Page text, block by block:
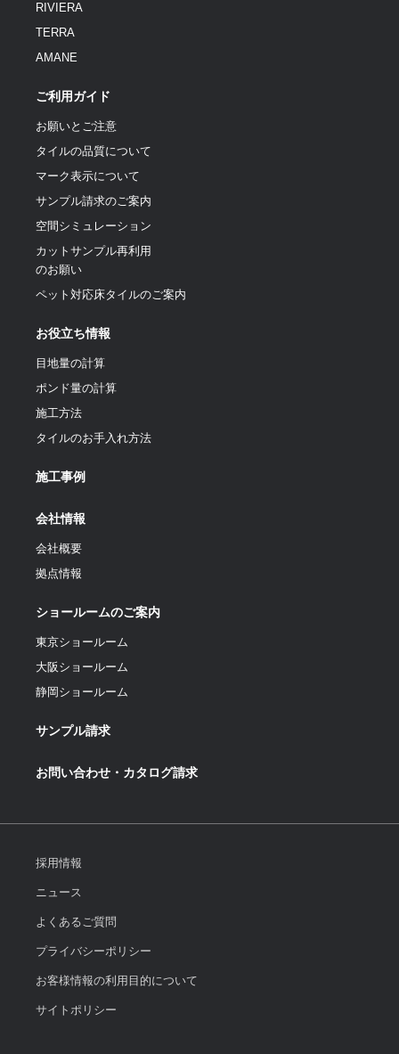
RIVIERA
TERRA
AMANE
ご利用ガイド
お願いとご注意
タイルの品質について
マーク表示について
サンプル請求のご案内
空間シミュレーション
カットサンプル再利用
のお願い
ペット対応床タイルのご案内
お役立ち情報
目地量の計算
ポンド量の計算
施工方法
タイルのお手入れ方法
施工事例
会社情報
会社概要
拠点情報
ショールームのご案内
東京ショールーム
大阪ショールーム
静岡ショールーム
サンプル請求
お問い合わせ・カタログ請求
採用情報
ニュース
よくあるご質問
プライバシーポリシー
お客様情報の利用目的について
サイトポリシー